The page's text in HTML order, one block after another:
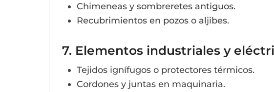
Chimeneas y sombreretes antiguos.
Recubrimientos en pozos o aljibes.
7. Elementos industriales y
Tejidos ignífugos o protectores térmicos.
Cordones y juntas en maquinaria.